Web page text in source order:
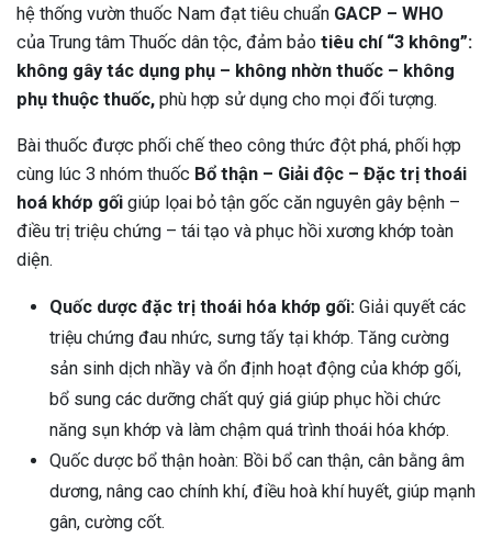
hệ thống vườn thuốc Nam đạt tiêu chuẩn GACP – WHO
của Trung tâm Thuốc dân tộc, đảm bảo tiêu chí “3 không”:
không gây tác dụng phụ – không nhờn thuốc – không
phụ thuộc thuốc, phù hợp sử dụng cho mọi đối tượng.
Bài thuốc được phối chế theo công thức đột phá, phối hợp
cùng lúc 3 nhóm thuốc Bổ thận – Giải độc – Đặc trị thoái
hoá khớp gối giúp lọai bỏ tận gốc căn nguyên gây bệnh –
điều trị triệu chứng – tái tạo và phục hồi xương khớp toàn
diện.
Quốc dược đặc trị thoái hóa khớp gối: Giải quyết các
triệu chứng đau nhức, sưng tấy tại khớp. Tăng cường
sản sinh dịch nhầy và ổn định hoạt động của khớp gối,
bổ sung các dưỡng chất quý giá giúp phục hồi chức
năng sụn khớp và làm chậm quá trình thoái hóa khớp.
Quốc dược bổ thận hoàn: Bồi bổ can thận, cân bằng âm
dương, nâng cao chính khí, điều hoà khí huyết, giúp mạnh
gân, cường cốt.